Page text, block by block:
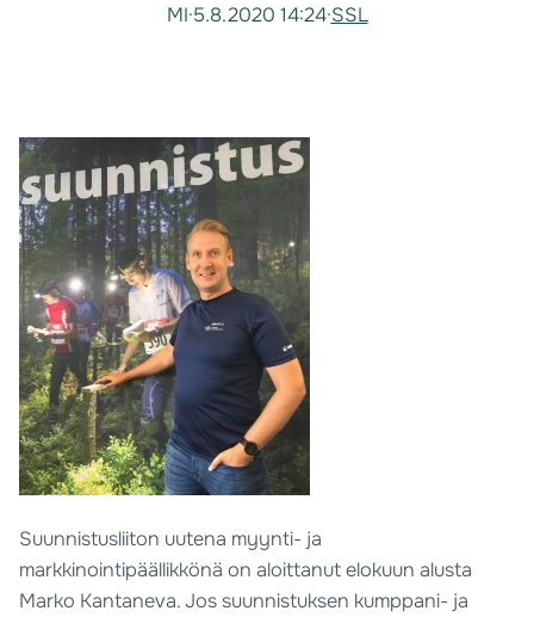
MI·5.8.2020 14:24·SSL
Suunnistusliiton uutena myynti- ja
markkinointipäällikkönä on aloittanut elokuun alusta
Marko Kantaneva. Jos suunnistuksen kumppani- ja